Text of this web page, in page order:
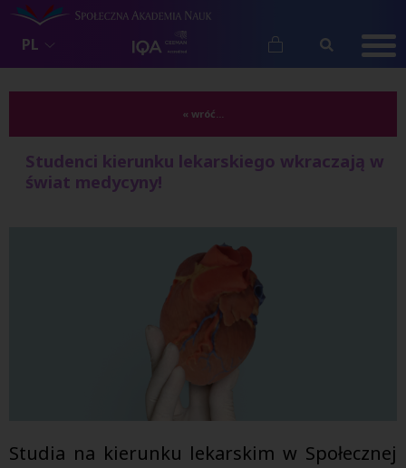
PL
« wróć...
Studenci kierunku lekarskiego wkraczają w
świat medycyny!
Studia na kierunku lekarskim w Społecznej